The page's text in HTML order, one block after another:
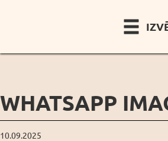
WHATSAPP
10.09.2025